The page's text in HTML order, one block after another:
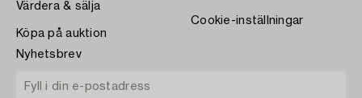
Värdera & sälja
Köpa på auktion
Cookie-inställningar
Nyhetsbrev